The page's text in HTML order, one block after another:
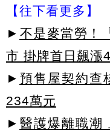
【往下看更多】
► 不是麥當勞！
市 掛牌首日飆漲
► 預售屋契約查
234萬元
► 醫護爆離職潮